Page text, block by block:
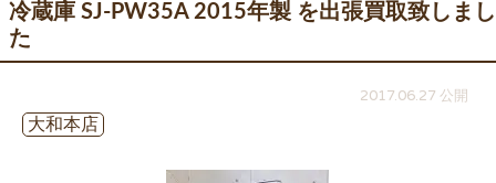
冷蔵庫 SJ-PW35A 2015年製 を出張買取致しまし
た
2017.06.27 公開
大和本店